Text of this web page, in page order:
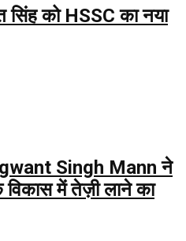
सिंह को HSSC का नया
Singh Mann ने
विकास में तेज़ी लाने का